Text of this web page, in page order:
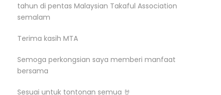
tahun di pentas Malaysian Takaful Association
semalam
Terima kasih MTA
Semoga perkongsian saya memberi manfaat
bersama
Sesuai untuk tontonan semua 🤘